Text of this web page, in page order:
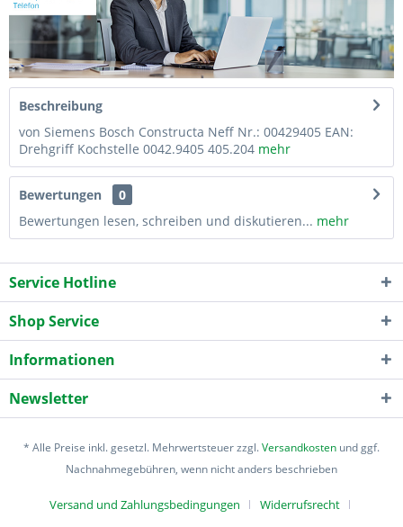
Beschreibung
von Siemens Bosch Constructa Neff Nr.: 00429405 EAN:
Drehgriff Kochstelle 0042.9405 405.204 mehr
Bewertungen
0
Bewertungen lesen, schreiben und diskutieren... mehr
Service Hotline
Shop Service
Informationen
Newsletter
* Alle Preise inkl. gesetzl. Mehrwertsteuer zzgl.Versandkosten und ggf.
Nachnahmegebühren, wenn nicht anders beschrieben
Versand und Zahlungsbedingungen
Widerrufsrecht